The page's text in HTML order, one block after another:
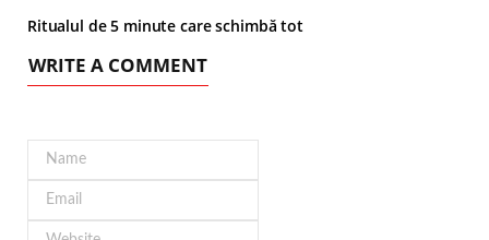
Ritualul de 5 minute care schimbă tot
WRITE A COMMENT